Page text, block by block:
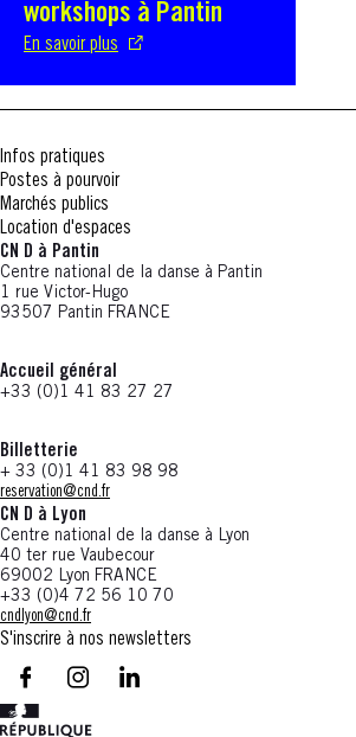
workshops à Pantin
En savoir plus
Infos pratiques
Postes à pourvoir
Marchés publics
Location d'espaces
CN D à Pantin
Centre national de la danse à Pantin
1 rue Victor-Hugo
93507 Pantin FRANCE
Accueil général
+33 (0)1 41 83 27 27
Billetterie
+ 33 (0)1 41 83 98 98
reservation@cnd.fr
CN D à Lyon
Centre national de la danse à Lyon
40 ter rue Vaubecour
69002 Lyon FRANCE
+33 (0)4 72 56 10 70
cndlyon@cnd.fr
S'inscrire à nos newsletters
facebook - CN D - Nouvelle fenêtre
instagram - CN D - Nouvelle fenêtre
LinkedIn - CN D - Nouvelle fenêtre